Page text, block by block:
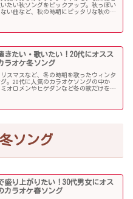
いたい秋ソングをピックアップ。秋っぽい
い曲など、秋の時期にピッタリな秋の歌
きたい・歌いたい！20代にオスス
ラオケ冬ソング
スマスなど、冬の時期を歌ったウィンタ
。20代に人気のカラオケソングの中か
ミオロメンやヒゲダンなど冬の歌だけを個
ソング
盛り上がりたい！30代男女にオス
カラオケ春ソング